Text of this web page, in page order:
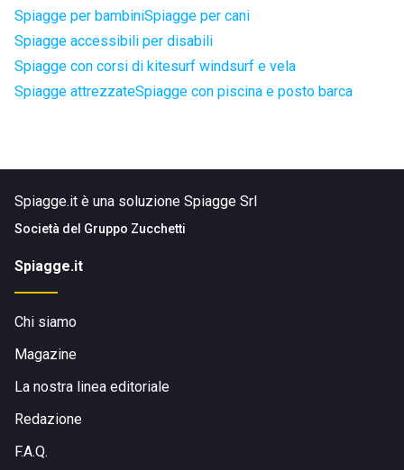
Spiagge per bambiniSpiagge per cani
Spiagge accessibili per disabili
Spiagge con corsi di kitesurf windsurf e vela
Spiagge attrezzateSpiagge con piscina e posto barca
Spiagge.it è una soluzione Spiagge Srl
Società del Gruppo Zucchetti
Spiagge.it
Chi siamo
Magazine
La nostra linea editoriale
Redazione
F.A.Q.